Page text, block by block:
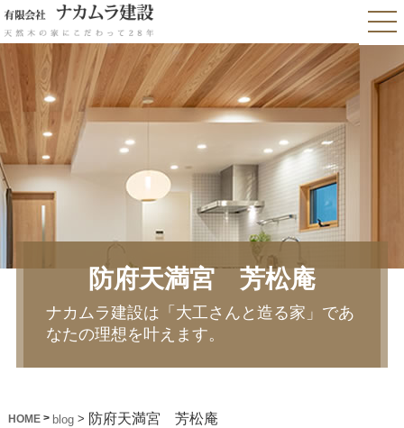
防府天満宮 芳松庵
ナカムラ建設は「大工さんと造る家」であ
なたの理想を叶えます。
HOME> blog> 防府天満宮 芳松庵